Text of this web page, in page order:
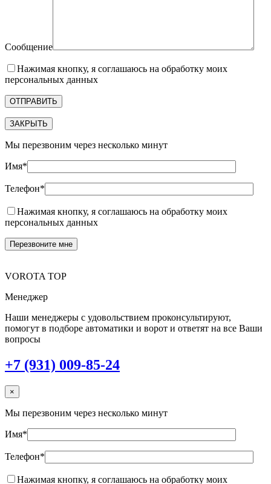
Сообщение
Нажимая кнопку, я соглашаюсь на обработку моих
персональных данных
ЗАКРЫТЬ
Мы перезвоним через несколько минут
Имя*
Телефон*
Нажимая кнопку, я соглашаюсь на обработку моих
персональных данных
VOROTA TOP
Менеджер
Наши менеджеры с удовольствием проконсультируют,
помогут в подборе автоматики и ворот и ответят на все Ваши
вопросы
+7 (931) 009-85-24
×
Мы перезвоним через несколько минут
Имя*
Телефон*
Нажимая кнопку, я соглашаюсь на обработку моих